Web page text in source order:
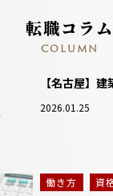
転職コラム
COLUMN
【名古屋】
2026.01.25
働き方 資